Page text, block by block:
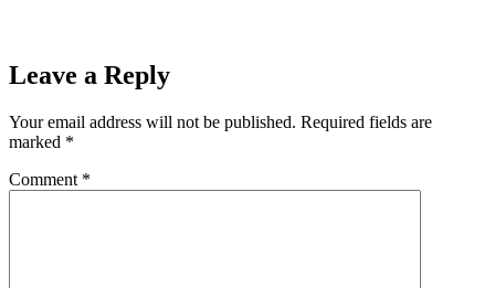
Leave a Reply
Your email address will not be published. Required fields are
marked *
Comment *